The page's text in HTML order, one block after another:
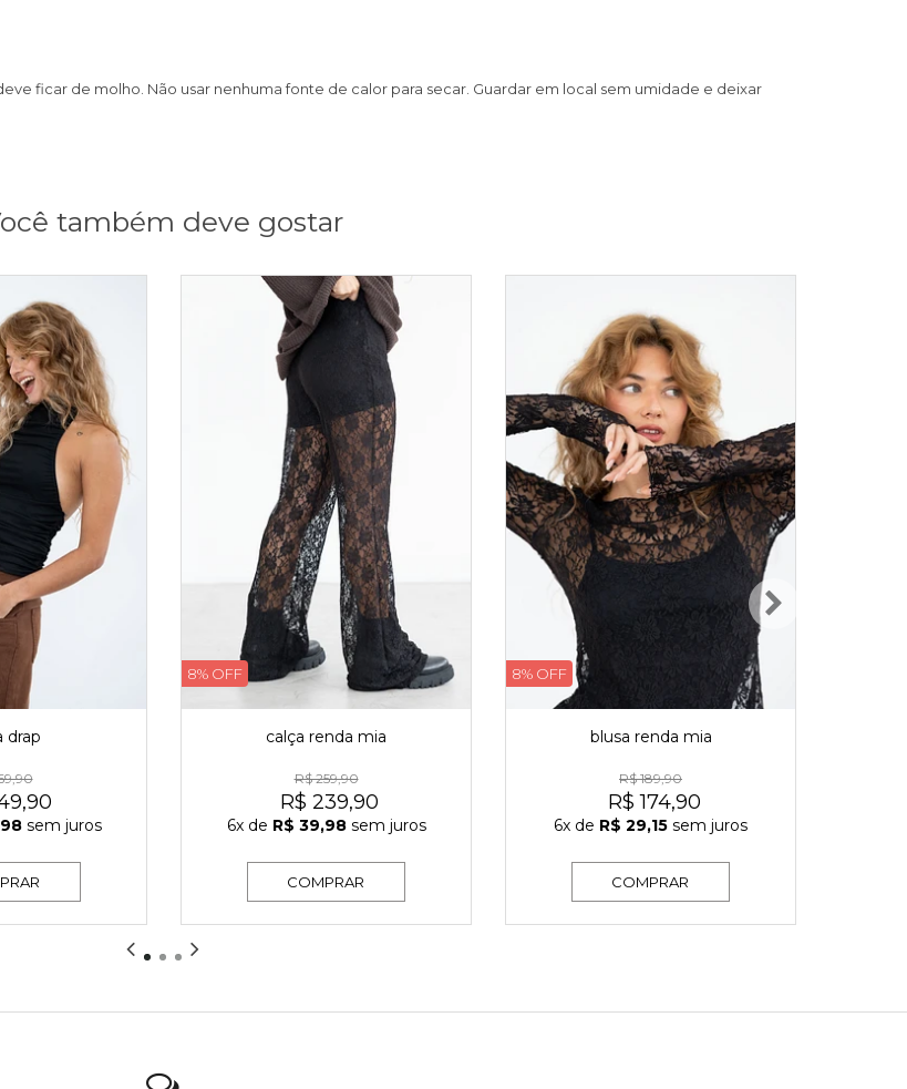
ficar de molho. Não usar nenhuma fonte de calor para secar. Guardar em local sem umidade e deixar
também deve gostar
drap
sem juros
8% OFF
calça renda mia
R$ 259,90
R$ 239,90
6xde R$ 39,98sem juros
COMPRAR
8% OFF
blusa renda mia
R$ 189,90
R$ 174,90
6x de R$ 29,15 sem juros
COMPRAR